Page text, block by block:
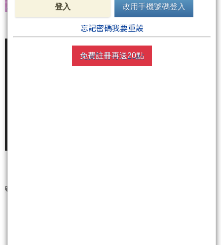
登入 改用手機號碼登入
忘記密碼我要重設
免費註冊再送20點